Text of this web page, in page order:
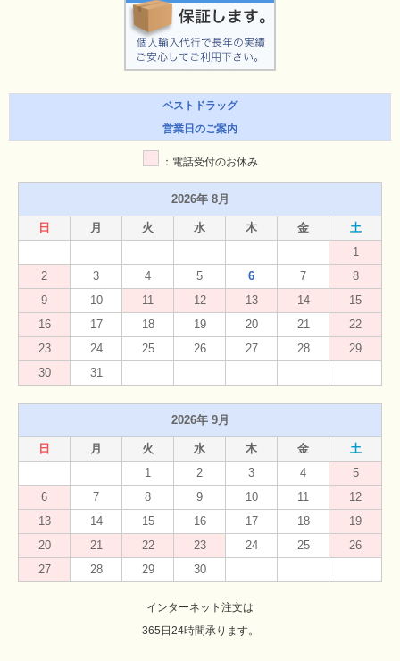
ベストドラッグ
営業日のご案内
：電話受付のお休み
2026年 8月
日 月 火 水 木 金
土
1
2
3 4 5 6 7
8
9
10 11 12 13 14
15
16
17 18 19 20 21
22
23
24 25 26 27 28
29
30
31
2026年 9月
日 月 火 水 木 金
土
1
2 3 4
5
6
7 8 9 10 11
12
13
14 15 16 17 18
19
20
21 22 23 24 25
26
27
28 29 30
インターネット注文は
365日24時間承ります。